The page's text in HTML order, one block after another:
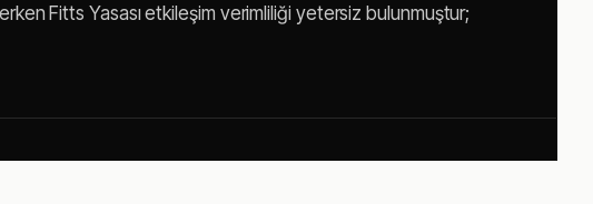
Fitts Yasası etkileşim verimliliği yetersiz bulunmuştur;